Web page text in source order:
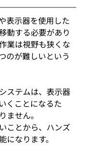
表示器を使用した
動する必要があり
業は視野も狭くな
のが難しいという
ステムは、表示器
くことになるた
ません。
ことから、ハンズ
になります。